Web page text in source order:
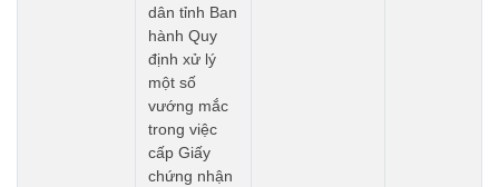
dân tỉnh Ban
hành Quy
định xử lý
một số
vướng mắc
trong việc
cấp Giấy
chứng nhận